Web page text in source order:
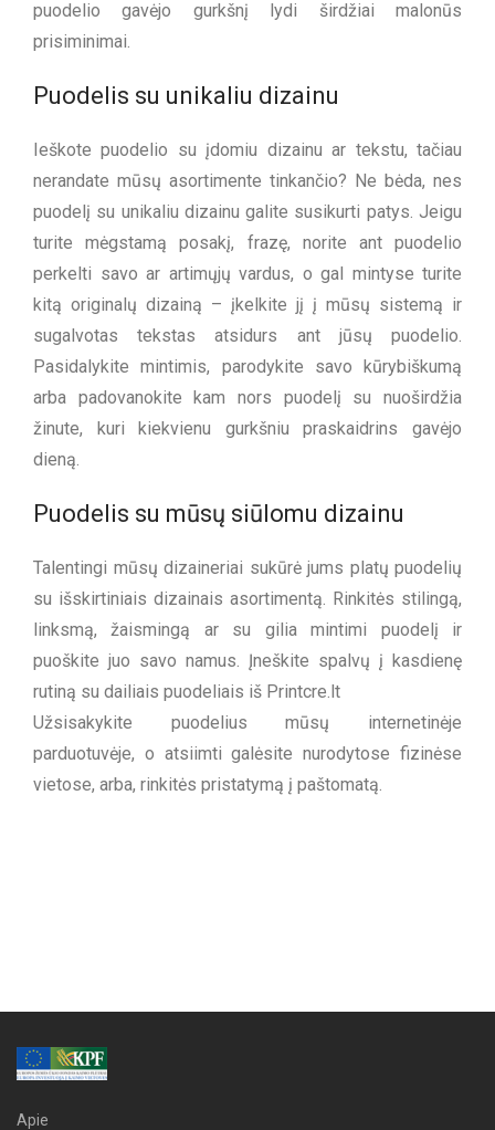
puodelio gavėjo gurkšnį lydi širdžiai malonūs
prisiminimai.
Puodelis su unikaliu dizainu
Ieškote puodelio su įdomiu dizainu ar tekstu, tačiau
nerandate mūsų asortimente tinkančio? Ne bėda, nes
puodelį su unikaliu dizainu galite susikurti patys. Jeigu
turite mėgstamą posakį, frazę, norite ant puodelio
perkelti savo ar artimųjų vardus, o gal mintyse turite
kitą originalų dizainą – įkelkite jį į mūsų sistemą ir
sugalvotas tekstas atsidurs ant jūsų puodelio.
Pasidalykite mintimis, parodykite savo kūrybiškumą
arba padovanokite kam nors puodelį su nuoširdžia
žinute, kuri kiekvienu gurkšniu praskaidrins gavėjo
dieną.
Puodelis su mūsų siūlomu dizainu
Talentingi mūsų dizaineriai sukūrė jums platų puodelių
su išskirtiniais dizainais asortimentą. Rinkitės stilingą,
linksmą, žaismingą ar su gilia mintimi puodelį ir
puoškite juo savo namus. Įneškite spalvų į kasdienę
rutiną su dailiais puodeliais iš Printcre.lt
Užsisakykite puodelius mūsų internetinėje
parduotuvėje, o atsiimti galėsite nurodytose fizinėse
vietose, arba, rinkitės pristatymą į paštomatą.
Apie